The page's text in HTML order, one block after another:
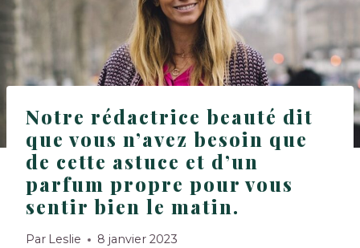
Notre rédactrice beauté dit
que vous n’avez besoin que
de cette astuce et d’un
parfum propre pour vous
sentir bien le matin.
Par Leslie 8 janvier 2023